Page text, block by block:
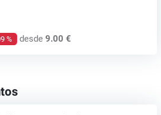
% desde9.00 €